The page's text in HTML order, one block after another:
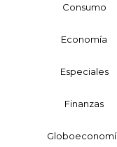
Consumo
Economía
Especiales
Finanzas